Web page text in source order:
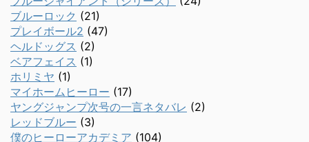
ブルーロック (21)
プレイボール2 (47)
ヘルドッグス (2)
ベアフェイス (1)
ホリミヤ (1)
マイホームヒーロー (17)
ヤングジャンプ次号の一言ネタバレ (2)
レッドブルー (3)
僕のヒーローアカデミア (104)